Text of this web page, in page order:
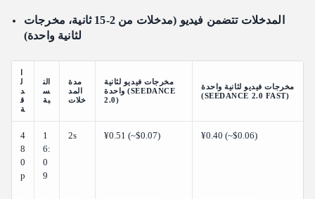
المدخلات تتضمن فيديو (مدخلات من 2-15 ثانية، مخرجات
لثانية واحدة)
ا
ل
د
ق
ة
الن
س
بة
مدة
المد
خلات
مخرجات فيديو لثانية
واحدة (SEEDANCE
2.0)
مخرجات فيديو لثانية واحدة
(SEEDANCE 2.0 FAST)
4
8
0
p
1
6:
0
9
2s ¥0.51 (~$0.07) ¥0.40 (~$0.06)